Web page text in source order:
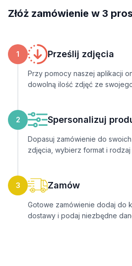
Złóż zamówienie w 3
1 Prześlij zdjęcia
Przy pomocy naszej aplikacji
dowolną ilość zdjęć ze
2 Spersonalizuj
Dopasuj zamówienie do
zdjęcia, wybierz format i
3 Zamów
Gotowe zamówienie dodaj do
dostawy i podaj niezbędne